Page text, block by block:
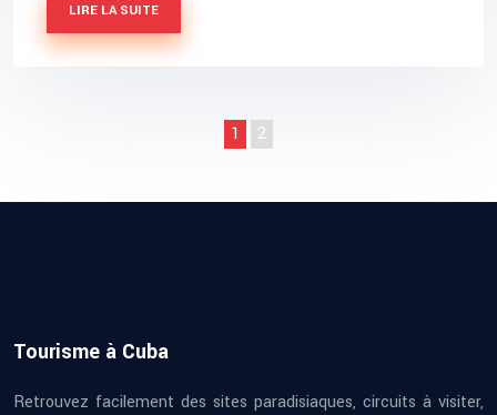
LIRE LA SUITE
1 2
Tourisme à Cuba
Retrouvez facilement des sites paradisiaques, circuits à visiter,